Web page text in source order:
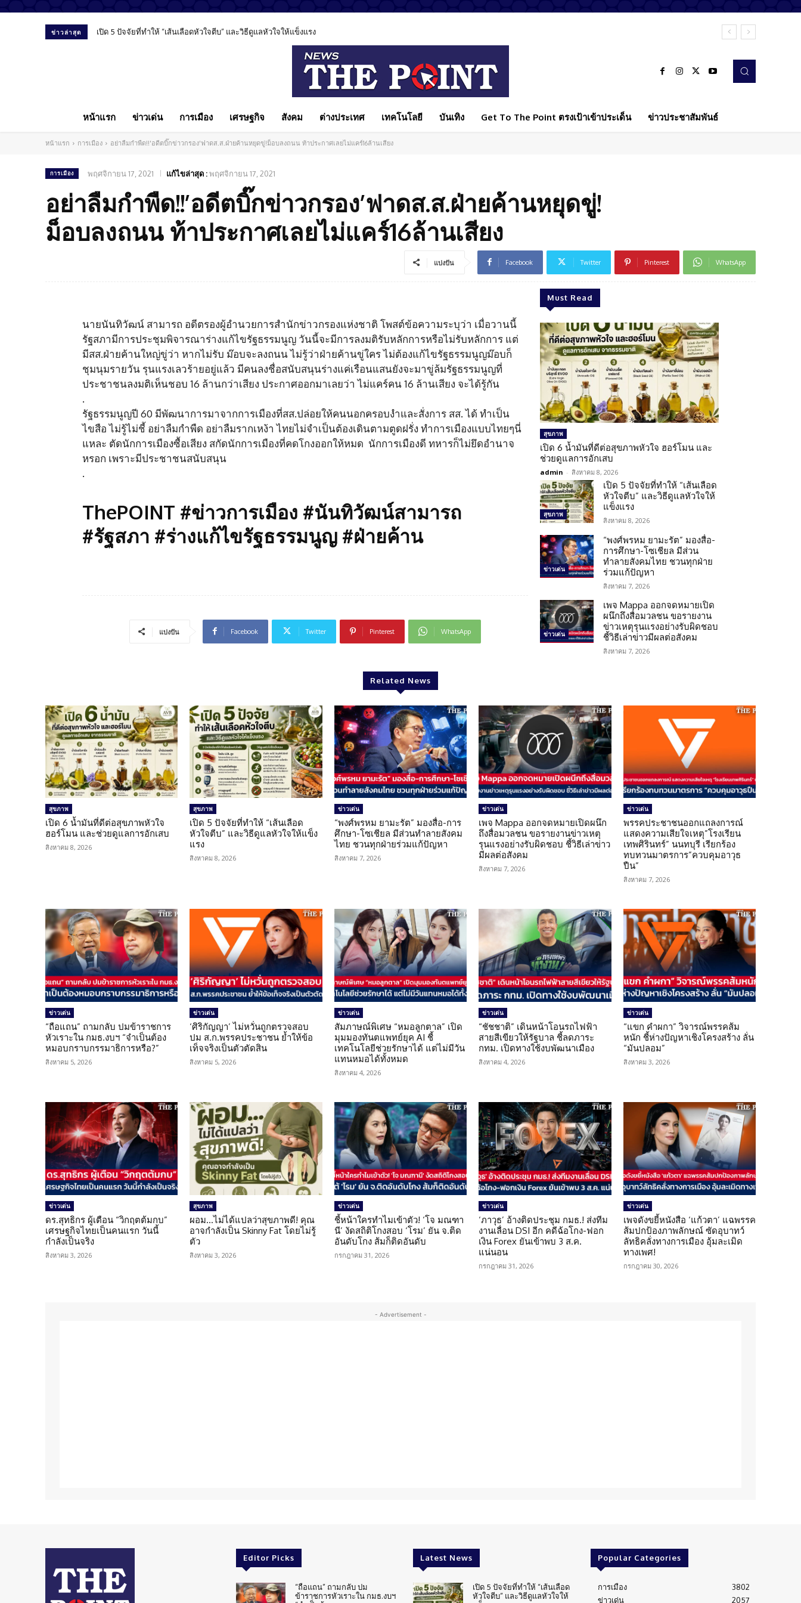
ข่าวล่าสุด เปิด 5 ปัจจัยที่ทำให้ “เส้นเลือดหัวใจตีบ” และวิธีดูแลหัวใจให้แข็งแรง
หน้าแรก ข่าวเด่น การเมือง เศรษฐกิจ สังคม ต่างประเทศ เทคโนโลยี บันเทิง Get To The Point ตรงเป้าเข้าประเด็น ข่าวประชาสัมพันธ์
หน้าแรก การเมือง อย่าลืมกำพืด!!'อดีตบิ๊กข่าวกรอง'ฟาดส.ส.ฝ่ายค้านหยุดขู่!ม็อบลงถนน ท้าประกาศเลยไม่แคร์16ล้านเสียง
การเมือง พฤศจิกายน 17, 2021 แก้ไขล่าสุด :พฤศจิกายน 17, 2021
อย่าลืมกำพืด!!’อดีตบิ๊กข่าวกรอง’ฟาดส.ส.ฝ่ายค้านหยุดขู่!
ม็อบลงถนน ท้าประกาศเลยไม่แคร์16ล้านเสียง
แบ่งปัน Facebook Twitter Pinterest WhatsApp
นายนันทิวัฒน์ สามารถ อดีตรองผู้อำนวยการสำนักข่าวกรองแห่งชาติ โพสต์ข้อความระบุว่า เมื่อวานนี้
รัฐสภามีการประชุมพิจารณาร่างแก้ไขรัฐธรรมนูญ วันนี้จะมีการลงมติรับหลักการหรือไม่รับหลักการ แต่
มีสส.ฝ่ายค้านใหญ่ขู่ว่า หากไม่รับ ม๊อบจะลงถนน ไม่รู้ว่าฝ่ายค้านขู่ใคร ไม่ต้องแก้ไขรัฐธรรมนูญม๊อบก็
ชุมนุมรายวัน รุนแรงเลวร้ายอยู่แล้ว มีคนลงชื่อสนับสนุนร่างแค่เรือนแสนยังจะมาขู่ล้มรัฐธรรมนูญที่
ประชาชนลงมติเห็นชอบ 16 ล้านกว่าเสียง ประกาศออกมาเลยว่า ไม่แคร์คน 16 ล้านเสียง จะได้รู้กัน
.
รัฐธรรมนูญปี 60 มีพัฒนาการมาจากการเมืองที่สส.ปล่อยให้คนนอกครอบงำและสั่งการ สส. ได้ ทำเป็น
ไขสือ ไม่รู้ไม่ชี้ อย่าลืมกำพืด อย่าลืมรากเหง้า ไทยไม่จำเป็นต้องเดินตามตูดฝรั่ง ทำการเมืองแบบไทยๆนี่
แหละ ตัดนักการเมืองซื้อเสียง สกัดนักการเมืองที่คดโกงออกให้หมด นักการเมืองดี ทหารก็ไม่ยึดอำนาจ
หรอก เพราะมีประชาชนสนับสนุน
.
ThePOINT #ข่าวการเมือง #นันทิวัฒน์สามารถ
#รัฐสภา #ร่างแก้ไขรัฐธรรมนูญ #ฝ่ายค้าน
แบ่งปัน Facebook Twitter Pinterest WhatsApp
Must Read
สุขภาพ
เปิด 6 น้ำมันที่ดีต่อสุขภาพหัวใจ ฮอร์โมน และ
ช่วยดูแลการอักเสบ
admin - สิงหาคม 8, 2026
สุขภาพ
เปิด 5 ปัจจัยที่ทำให้ “เส้นเลือด
หัวใจตีบ” และวิธีดูแลหัวใจให้
แข็งแรง
สิงหาคม 8, 2026
ข่าวเด่น
“พงศ์พรหม ยามะรัต” มองสื่อ-
การศึกษา-โซเชียล มีส่วน
ทำลายสังคมไทย ชวนทุกฝ่าย
ร่วมแก้ปัญหา
สิงหาคม 7, 2026
ข่าวเด่น
เพจ Mappa ออกจดหมายเปิด
ผนึกถึงสื่อมวลชน ขอรายงาน
ข่าวเหตุรุนแรงอย่างรับผิดชอบ
ชี้วิธีเล่าข่าวมีผลต่อสังคม
สิงหาคม 7, 2026
Related News
สุขภาพ
เปิด 6 น้ำมันที่ดีต่อสุขภาพหัวใจ
ฮอร์โมน และช่วยดูแลการอักเสบ
สิงหาคม 8, 2026
สุขภาพ
เปิด 5 ปัจจัยที่ทำให้ “เส้นเลือด
หัวใจตีบ” และวิธีดูแลหัวใจให้แข็ง
แรง
สิงหาคม 8, 2026
ข่าวเด่น
“พงศ์พรหม ยามะรัต” มองสื่อ-การ
ศึกษา-โซเชียล มีส่วนทำลายสังคม
ไทย ชวนทุกฝ่ายร่วมแก้ปัญหา
สิงหาคม 7, 2026
ข่าวเด่น
เพจ Mappa ออกจดหมายเปิดผนึก
ถึงสื่อมวลชน ขอรายงานข่าวเหตุ
รุนแรงอย่างรับผิดชอบ ชี้วิธีเล่าข่าว
มีผลต่อสังคม
สิงหาคม 7, 2026
ข่าวเด่น
พรรคประชาชนออกแถลงการณ์
แสดงความเสียใจเหตุ”โรงเรียน
เทพศิรินทร์” นนทบุรี เรียกร้อง
ทบทวนมาตรการ”ควบคุมอาวุธ
ปืน”
สิงหาคม 7, 2026
ข่าวเด่น
“ถือแถน” ถามกลับ ปมข้าราชการ
หัวเราะใน กมธ.งบฯ “จำเป็นต้อง
หมอบกราบกรรมาธิการหรือ?”
สิงหาคม 5, 2026
ข่าวเด่น
‘ศิริกัญญา’ ไม่หวั่นถูกตรวจสอบ
ปม ส.ก.พรรคประชาชน ย้ำให้ข้อ
เท็จจริงเป็นตัวตัดสิน
สิงหาคม 5, 2026
ข่าวเด่น
สัมภาษณ์พิเศษ “หมอลูกตาล” เปิด
มุมมองทันตแพทย์ยุค AI ชี้
เทคโนโลยีช่วยรักษาได้ แต่ไม่มีวัน
แทนหมอได้ทั้งหมด
สิงหาคม 4, 2026
ข่าวเด่น
“ชัชชาติ” เดินหน้าโอนรถไฟฟ้า
สายสีเขียวให้รัฐบาล ชี้ลดภาระ
กทม. เปิดทางใช้งบพัฒนาเมือง
สิงหาคม 4, 2026
ข่าวเด่น
“แขก คำผกา” วิจารณ์พรรคส้ม
หนัก ชี้ห่างปัญหาเชิงโครงสร้าง ลั่น
“มันปลอม”
สิงหาคม 3, 2026
ข่าวเด่น
ดร.สุทธิกร ผู้เตือน “วิกฤตต้มกบ”
เศรษฐกิจไทยเป็นคนแรก วันนี้
กำลังเป็นจริง
สิงหาคม 3, 2026
สุขภาพ
ผอม…ไม่ได้แปลว่าสุขภาพดี! คุณ
อาจกำลังเป็น Skinny Fat โดยไม่รู้
ตัว
สิงหาคม 3, 2026
ข่าวเด่น
ชี้หน้าใครทำไมเข้าตัว! ‘โจ มณฑา
นี’ งัดสถิติโกงสอบ ‘โรม’ ยัน จ.ติด
อันดับโกง ส้มก็ติดอันดับ
กรกฎาคม 31, 2026
ข่าวเด่น
‘ภาวุธ’ อ้างติดประชุม กมธ.! ส่งทีม
งานเลื่อน DSI อีก คดีฉ้อโกง-ฟอก
เงิน Forex ยันเข้าพบ 3 ส.ค.
แน่นอน
กรกฎาคม 31, 2026
ข่าวเด่น
เพจดังขยี้หนังสือ ‘แก้วตา’ แฉพรรค
ส้มปกป้องภาพลักษณ์ ซัดอุบาทว์
ลัทธิคลั่งทางการเมือง อุ้มละเมิด
ทางเพศ!
กรกฎาคม 30, 2026
- Advertisement -
Editor Picks
“ถือแถน” ถามกลับ ปม
ข้าราชการหัวเราะใน กมธ.งบฯ
Latest News
เปิด 5 ปัจจัยที่ทำให้ “เส้นเลือด
หัวใจตีบ” และวิธีดูแลหัวใจให้
Popular Categories
การเมือง
3802
ข่าวเด่น
2057